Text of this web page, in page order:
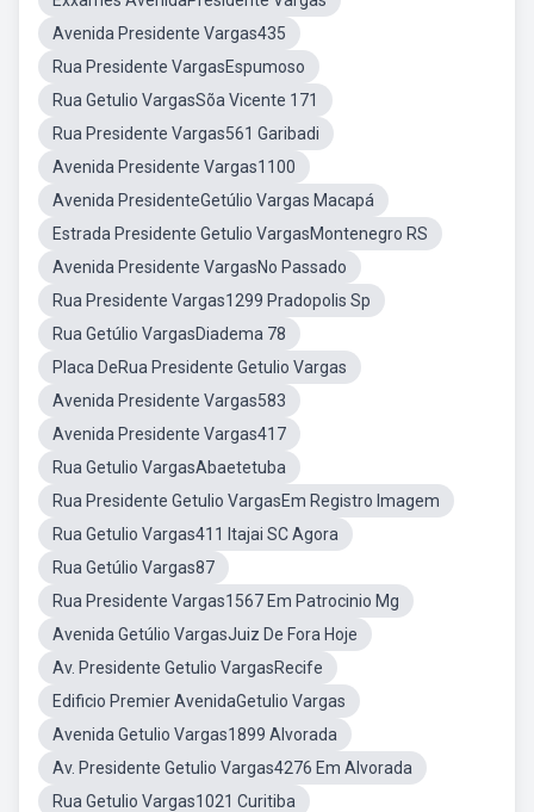
Avenida Presidente Vargas435
Rua Presidente VargasEspumoso
Rua Getulio VargasSõa Vicente 171
Rua Presidente Vargas561 Garibadi
Avenida Presidente Vargas1100
Avenida PresidenteGetúlio Vargas Macapá
Estrada Presidente Getulio VargasMontenegro RS
Avenida Presidente VargasNo Passado
Rua Presidente Vargas1299 Pradopolis Sp
Rua Getúlio VargasDiadema 78
Placa DeRua Presidente Getulio Vargas
Avenida Presidente Vargas583
Avenida Presidente Vargas417
Rua Getulio VargasAbaetetuba
Rua Presidente Getulio VargasEm Registro Imagem
Rua Getulio Vargas411 Itajai SC Agora
Rua Getúlio Vargas87
Rua Presidente Vargas1567 Em Patrocinio Mg
Avenida Getúlio VargasJuiz De Fora Hoje
Av. Presidente Getulio VargasRecife
Edificio Premier AvenidaGetulio Vargas
Avenida Getulio Vargas1899 Alvorada
Av. Presidente Getulio Vargas4276 Em Alvorada
Rua Getulio Vargas1021 Curitiba